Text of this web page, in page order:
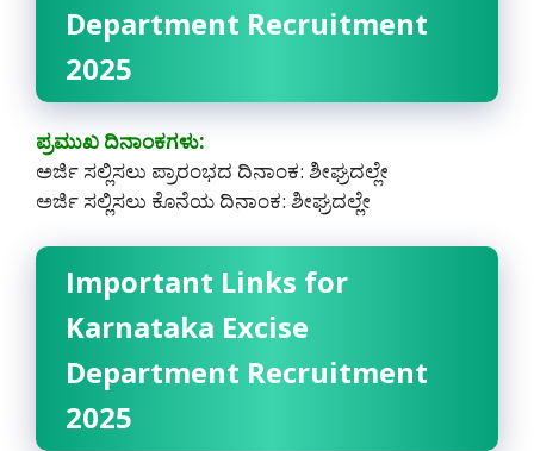
Department Recruitment
2025
ಪ್ರಮುಖ ದಿನಾಂಕಗಳು:
ಅರ್ಜಿ ಸಲ್ಲಿಸಲು ಪ್ರಾರಂಭದ ದಿನಾಂಕ: ಶೀಘ್ರದಲ್ಲೇ
ಅರ್ಜಿ ಸಲ್ಲಿಸಲು ಕೊನೆಯ ದಿನಾಂಕ: ಶೀಘ್ರದಲ್ಲೇ
Important Links for
Karnataka Excise
Department Recruitment
2025